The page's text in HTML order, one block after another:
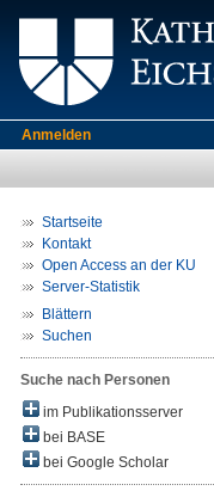
Anmelden
Startseite
Kontakt
Open Access an der KU
Server-Statistik
Blättern
Suchen
Suche nach Personen
im Publikationsserver
bei BASE
bei Google Scholar